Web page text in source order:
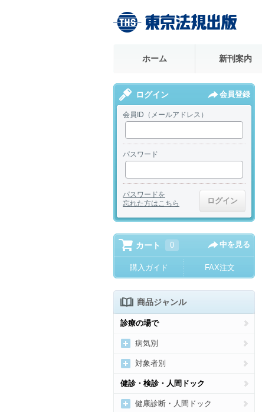
ホーム 新刊案内
ログイン 会員登録
会員ID（メールアドレス）
パスワード
パスワードを
忘れた方はこちら
カート 0 中を見る
購入ガイド FAX注文
商品ジャンル
診療の場で
病気別
新型コロナウイルス感染症
高血圧
糖尿病
対象者別
女性の病気・健康づくり
妊産婦向け
健診・検診・人間ドック
健康診断・人間ドック